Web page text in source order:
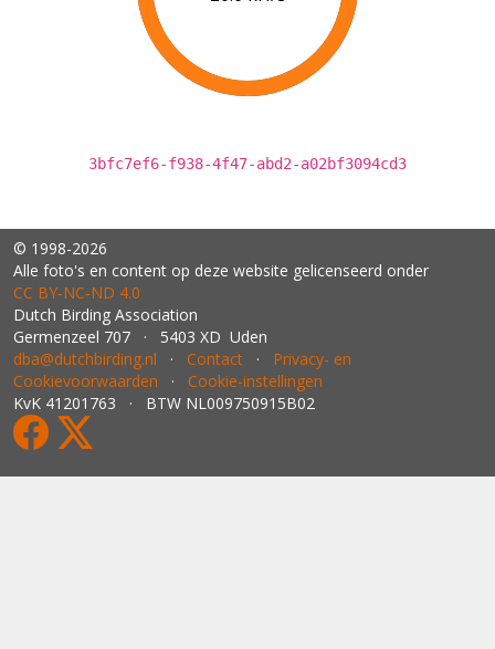
3bfc7ef6-f938-4f47-abd2-a02bf3094cd3
© 1998-2026
Alle foto's en content op deze website gelicenseerd onder
CC BY‑NC‑ND 4.0
Dutch Birding Association
Germenzeel 707 · 5403 XD Uden
dba@dutchbirding.nl · Contact · Privacy- en
Cookievoorwaarden · Cookie-instellingen
KvK 41201763 · BTW NL009750915B02